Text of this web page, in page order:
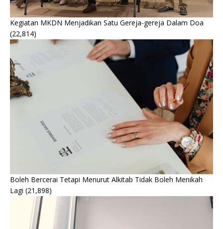
Kegiatan MKDN Menjadikan Satu Gereja-gereja Dalam Doa
(22,814)
Boleh Bercerai Tetapi Menurut Alkitab Tidak Boleh Menikah
Lagi (21,898)